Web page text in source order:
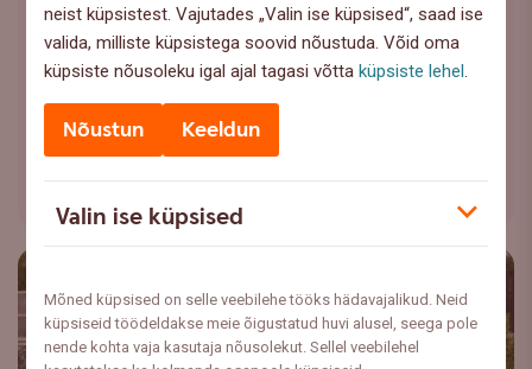
neist küpsistest. Vajutades „Valin ise küpsised“, saad ise
valida, milliste küpsistega soovid nõustuda. Võid oma
küpsiste nõusoleku igal ajal tagasi võttaküpsiste lehel.
Nõustun Keeldun
Valin ise küpsised
Mõned küpsised on selle veebilehe tööks hädavajalikud. Neid
küpsiseid töödeldakse meie õigustatud huvi alusel, seega pole
nende kohta vaja kasutaja nõusolekut. Sellel veebilehel
Start karjäärile ja sõbrad kogu
eluks!
Kinnita turvavöö, sest nüüd jagame Sinuga möödunud
aasta praktikantide Helena ja Lisa kogemuslugusid.